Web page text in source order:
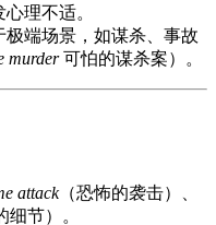
理不适。
端场景，如谋杀、事故
murder可怕的谋杀案）。
attack（恐怖的袭击）、
细节）。